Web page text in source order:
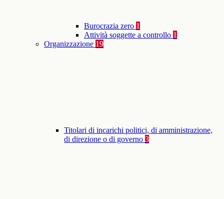
Burocrazia zero 1
Attività soggette a controllo 1
Organizzazione 19
Titolari di incarichi politici, di amministrazione,
di direzione o di governo 3